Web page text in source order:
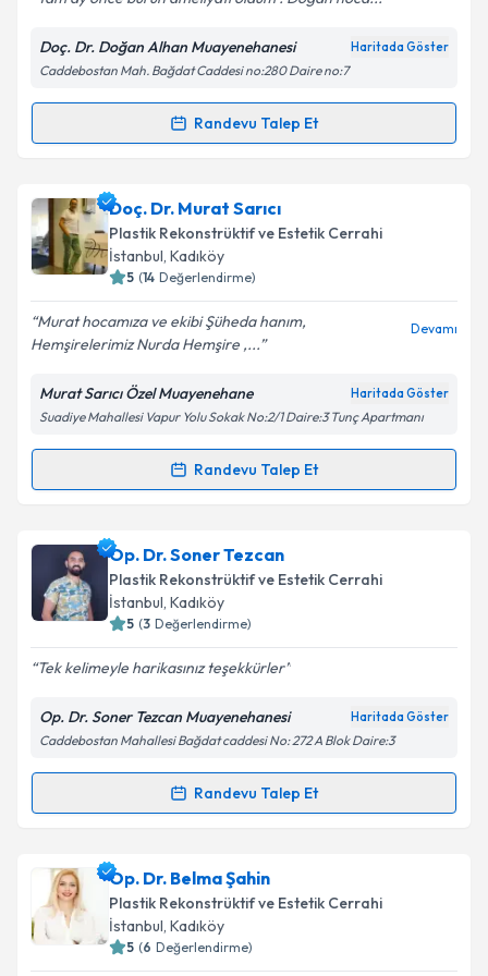
Kişisel verilerimin işlenmesine ilişkin
Metni'ni okudum ve kişisel verilerimin belirtilen
kapsamda işlenmesini kabul ediyorum.
Doç. Dr. Doğan Alhan Muayenehanesi Haritada Göster
Caddebostan Mah. Bağdat Caddesi no:280 Daire no:7
Randevu Talep Et
Randevu Takvimi Talebi
Doç. Dr. Doğan Alhaniçin randevu takvimi talebi
oluşturun. Size bu uzmandan randevu almanız için bir
takvim hazırlandığında e-posta ile bilgilendireceğiz.
Kişisel verilerimin işlenmesine ilişkin
Aydınlatma
Metni 'ni okudum ve kişisel verilerimin belirtilen
kapsamda işlenmesini kabul ediyorum.
Doç. Dr. Murat Sarıcı
Plastik Rekonstrüktif ve Estetik Cerrahi
İstanbul, Kadıköy
5 (14 Değerlendirme)
Murat hocamıza ve ekibi Şüheda hanım,
Hemşirelerimiz Nurda Hemşire ,...
Devamı
Murat Sarıcı Özel Muayenehane Haritada Göster
Suadiye Mahallesi Vapur Yolu Sokak No:2/1 Daire:3 Tunç Apartmanı
Randevu Talep Et
Randevu Takvimi Talebi
Doç. Dr. Murat Sarıcıiçin randevu takvimi talebi
oluşturun. Size bu uzmandan randevu almanız için bir
takvim hazırlandığında e-posta ile bilgilendireceğiz.
Kişisel verilerimin işlenmesine ilişkinAydınlatma
Metni'ni okudum ve kişisel verilerimin belirtilen
kapsamda işlenmesini kabul ediyorum.
Op. Dr. Soner Tezcan
Plastik Rekonstrüktif ve Estetik Cerrahi
İstanbul, Kadıköy
5 (3 Değerlendirme)
Tek kelimeyle harikasınız teşekkürler
Op. Dr. Soner Tezcan Muayenehanesi Haritada Göster
Caddebostan Mahallesi Bağdat caddesi No: 272 A Blok Daire:3
Randevu Talep Et
Randevu Takvimi Talebi
Op. Dr. Soner Tezcaniçin randevu takvimi talebi
oluşturun. Size bu uzmandan randevu almanız için bir
takvim hazırlandığında e-posta ile bilgilendireceğiz.
Op. Dr. Belma Şahin
Plastik Rekonstrüktif ve Estetik Cerrahi
İstanbul, Kadıköy
5 (6 Değerlendirme)